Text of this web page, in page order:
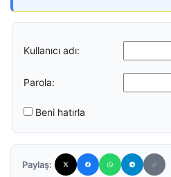
Kullanıcı adı:
Parola:
Beni hatırla
Paylaş: